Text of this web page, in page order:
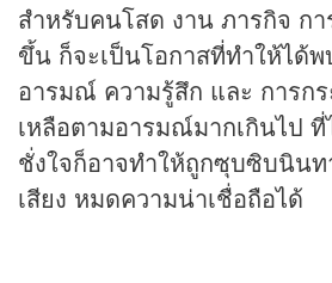
สำหรับคนโสด งาน ภารกิจ กา
ขึ้น ก็จะเป็นโอกาสที่ทำให้ได้พ
อารมณ์ ความรู้สึก และ การก
เหลือตามอารมณ์มากเกินไป
ชั่งใจก็อาจทำให้ถูกซุบซิบนินท
เสียง หมดความน่าเชื่อถือได้